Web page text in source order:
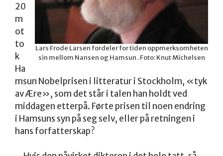
Lars Frode Larsen fordeler for tiden oppmerksomheten
sin mellom Nansen og Hamsun . Foto: Knut Michelsen
20
m
ot
to
k
Ha
msun Nobelprisen i litteratur i Stockholm, «tyk
av Ære», som det står i talen han holdt ved
middagen etterpå. Førte prisen til noen endring
i Hamsuns syn på seg selv, eller på retningen i
hans forfatterskap?